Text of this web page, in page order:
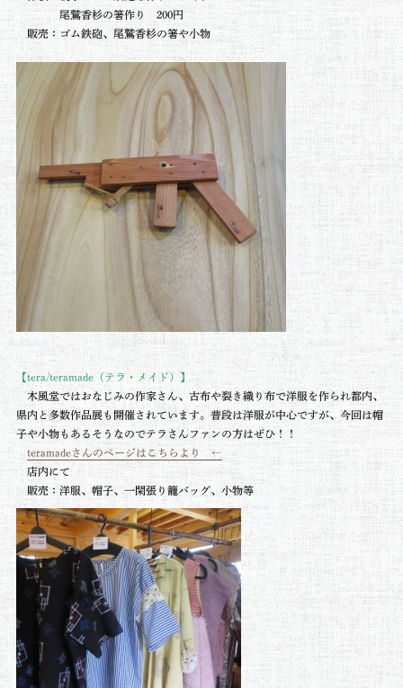
尾鷲香杉の箸作り 200円
販売：ゴム鉄砲、尾鷲香杉の箸や小物
【tera/teramade（テラ・メイド）】
木風堂ではおなじみの作家さん、古布や裂き織り布で洋服を作られ都内、
県内と多数作品展も開催されています。普段は洋服が中心ですが、今回は帽
子や小物もあるそうなのでテラさんファンの方はぜひ！！
teramadeさんのページはこちらより ←
店内にて
販売：洋服、帽子、一閑張り籠バッグ、小物等